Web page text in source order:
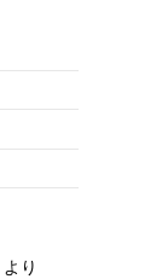
より